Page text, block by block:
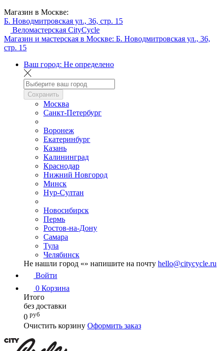
Магазин в Москве:
Б. Новодмитровская ул., 36, стр. 15
Веломастерская CityCycle
Магазин и мастерская в Москве: Б. Новодмитровская ул., 36,
стр. 15
Ваш город: Не определено
Сохранить
Москва
Санкт-Петербург
Воронеж
Екатеринбург
Казань
Калининград
Краснодар
Нижний Новгород
Минск
Нур-Султан
Новосибирск
Пермь
Ростов-на-Дону
Самара
Тула
Челябинск
Не нашли город «» напишите на почту hello@citycycle.ru
Войти
0 Корзина
Итого
без доставки
0 руб
Очистить корзину Оформить заказ